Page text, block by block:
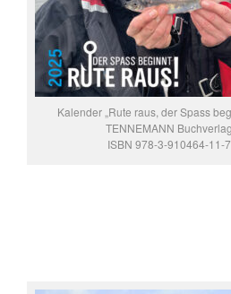
Kalender „Rute raus, der Spass
TENNEMANN Buchverlag
ISBN 978-3-910464-11-7